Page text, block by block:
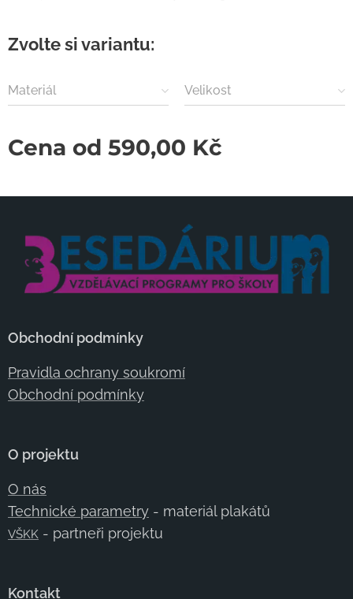
Zvolte si variantu:
Materiál Velikost
Cena od 590,00 Kč
Obchodní podmínky
Pravidla ochrany soukromí
Obchodní podmínky
O projektu
O nás
Technické parametry - materiál plakátů
VŠKK - partneři projektu
Kontakt